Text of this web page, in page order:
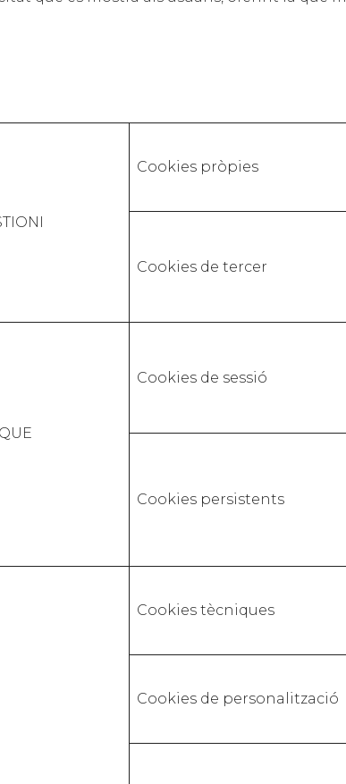
Cookies pròpies
Cookies de tercer
Cookies de sessió
Cookies persistents
Cookies tècniques
Cookies de personalització